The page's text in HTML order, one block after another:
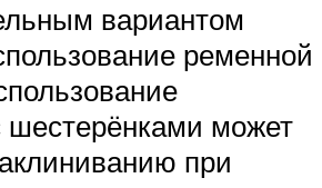
вариантом
ременной
шестерёнками может
при